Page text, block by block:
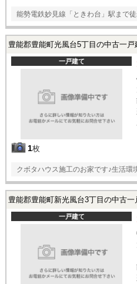
能勢電鉄妙見線「ときわ台」駅まで
豊能郡豊能町光風台5丁目の中古一戸
一戸建て
1枚
クボタハウス施工のお家です♪生活環
豊能郡豊能町新光風台3丁目の中古一
一戸建て